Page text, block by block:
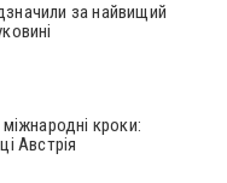
за найвищий
кроки:
Австрія